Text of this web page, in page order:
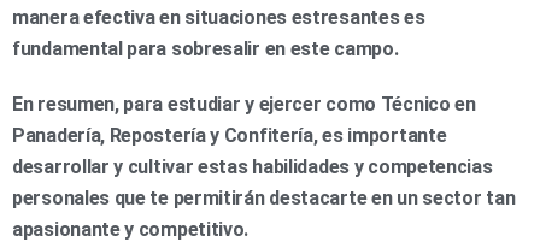
manera efectiva en situaciones estresantes es
fundamental para sobresalir en este campo.
En resumen, para estudiar y ejercer como Técnico en
Panadería, Repostería y Confitería, es importante
desarrollar y cultivar estas habilidades y competencias
personales que te permitirán destacarte en un sector tan
apasionante y competitivo.